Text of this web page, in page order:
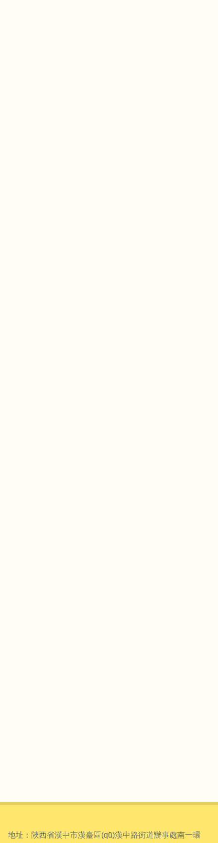
地址：陜西省漢中市漢臺區(qū)漢中路街道辦事處南一環